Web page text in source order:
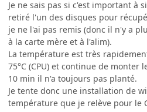
Je ne sais pas si c'est important à
retiré l'un des disques pour
je ne l'ai pas remis (donc il n'y a
à la carte mère et à l'alim).
La température est très
75°C (CPU) et continue de
10 min il n'a toujours pas planté.
Je tente donc une installation de
température que je relève pour le